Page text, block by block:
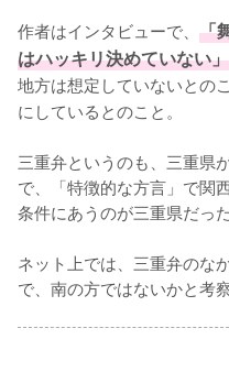
作者はインタビューで、 「
はハッキリ決めていない」
地方は想定していないとの
にしているとのこと。
三重弁というのも、三重県
で、「特徴的な方言」で関
条件にあうのが三重県だった
ネット上では、三重弁のな
で、南の方ではないかと考